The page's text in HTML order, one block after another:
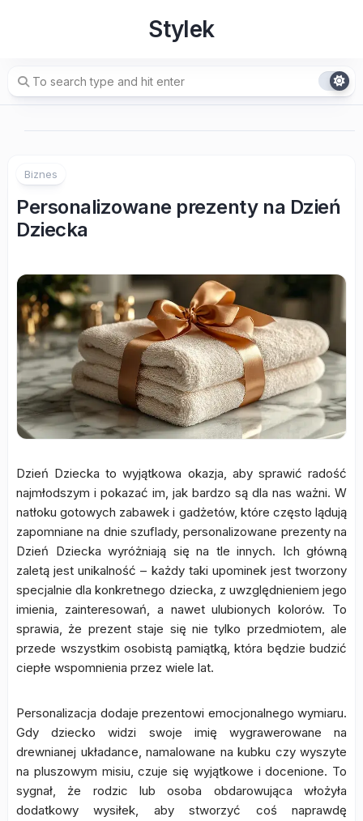
Stylek
Biznes
Personalizowane prezenty na Dzień
Dziecka
Dzień Dziecka to wyjątkowa okazja, aby sprawić radość
najmłodszym i pokazać im, jak bardzo są dla nas ważni. W
natłoku gotowych zabawek i gadżetów, które często lądują
zapomniane na dnie szuflady, personalizowane prezenty na
Dzień Dziecka wyróżniają się na tle innych. Ich główną
zaletą jest unikalność – każdy taki upominek jest tworzony
specjalnie dla konkretnego dziecka, z uwzględnieniem jego
imienia, zainteresowań, a nawet ulubionych kolorów. To
sprawia, że prezent staje się nie tylko przedmiotem, ale
przede wszystkim osobistą pamiątką, która będzie budzić
ciepłe wspomnienia przez wiele lat.
Personalizacja dodaje prezentowi emocjonalnego wymiaru.
Gdy dziecko widzi swoje imię wygrawerowane na
drewnianej układance, namalowane na kubku czy wyszyte
na pluszowym misiu, czuje się wyjątkowe i docenione. To
sygnał, że rodzic lub osoba obdarowująca włożyła
dodatkowy wysiłek, aby stworzyć coś naprawdę